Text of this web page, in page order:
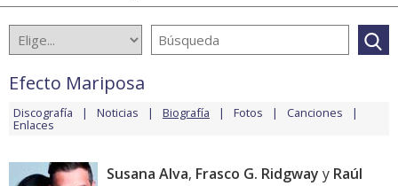
Efecto Mariposa
Discografía Noticias Biografía Fotos Canciones
Enlaces
Susana Alva, Frasco G. Ridgway y Raúl